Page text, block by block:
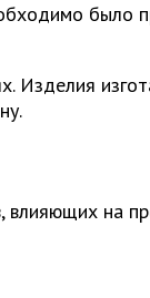
было
на